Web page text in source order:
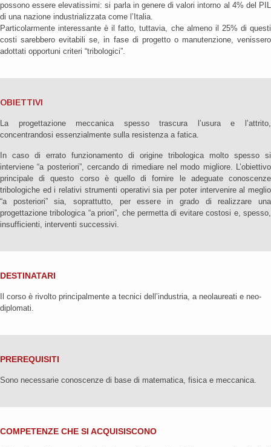
possono essere elevatissimi: si parla in genere di valori intorno al 4% del PIL
di una nazione industrializzata come l’Italia.
Particolarmente interessante è il fatto, tuttavia, che almeno il 25% di questi
costi sarebbero evitabili se, in fase di progetto o manutenzione, venissero
adottati opportuni criteri “tribologici”.
OBIETTIVI
La progettazione meccanica spesso trascura l’usura e l’attrito,
concentrandosi essenzialmente sulla resistenza a fatica.
In caso di errato funzionamento di origine tribologica molto spesso si
interviene “a posteriori”, cercando di rimediare nel modo migliore. L’obiettivo
principale di questo corso è quello di fornire le adeguate conoscenze
tribologiche ed i relativi strumenti operativi sia per poter intervenire al meglio
“a posteriori” sia, soprattutto, per essere in grado di realizzare una
progettazione tribologica “a priori”, che permetta di evitare costosi e, spesso,
insufficienti, interventi successivi.
DESTINATARI
Il corso è rivolto principalmente a tecnici dell’industria, a neolaureati e neo-
diplomati.
PREREQUISITI
Sono necessarie conoscenze di base di matematica, fisica e meccanica.
COMPETENZE CHE SI ACQUISISCONO